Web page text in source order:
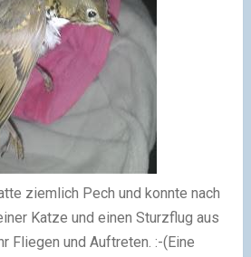
ziemlich Pech und konnte nach
Katze und einen Sturzflug aus
Fliegen und Auftreten. :-(Eine